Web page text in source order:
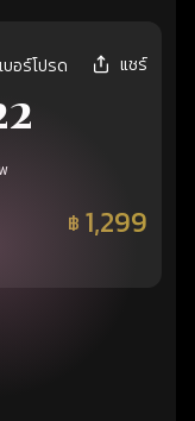
เบอร์โปรด แชร์
฿ 1,299
ว